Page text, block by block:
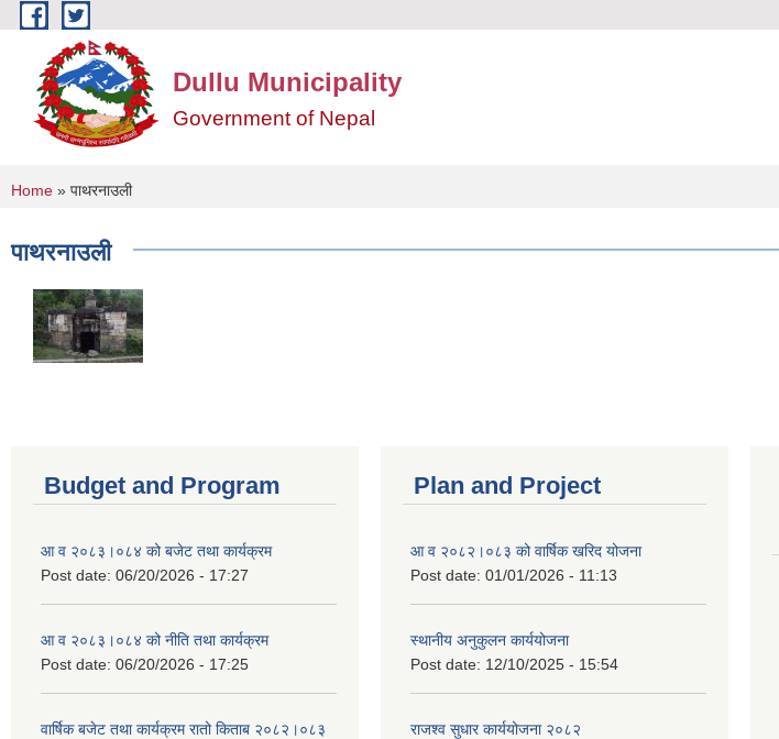
Skip to main content
Dullu Municipality
Government of Nepal
You are here
Home » पाथरनाउली
पाथरनाउली
Budget and Program
आ व २०८३।०८४ को बजेट तथा कार्यक्रम
Post date: 06/20/2026 - 17:27
आ व २०८३।०८४ को नीति तथा कार्यक्रम
Post date: 06/20/2026 - 17:25
वार्षिक बजेट तथा कार्यक्रम रातो किताब २०८२।०८३
Plan and Project
आ व २०८२।०८३ को वार्षिक खरिद योजना
Post date: 01/01/2026 - 11:13
स्थानीय अनुकुलन कार्ययोजना
Post date: 12/10/2025 - 15:54
राजश्व सुधार कार्ययोजना २०८२